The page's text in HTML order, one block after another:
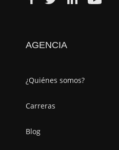
AGENCIA
¿Quiénes somos?
Carreras
Blog